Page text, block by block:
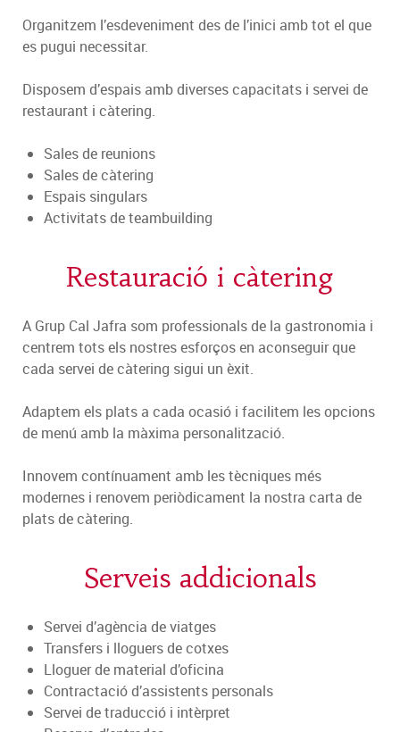
Organitzem l’esdeveniment des de l’inici amb tot el que
es pugui necessitar.
Disposem d’espais amb diverses capacitats i servei de
restaurant i càtering.
Sales de reunions
Sales de càtering
Espais singulars
Activitats de teambuilding
Restauració i càtering
A Grup Cal Jafra som professionals de la gastronomia i
centrem tots els nostres esforços en aconseguir que
cada servei de càtering sigui un èxit.
Adaptem els plats a cada ocasió i facilitem les opcions
de menú amb la màxima personalització.
Innovem contínuament amb les tècniques més
modernes i renovem periòdicament la nostra carta de
plats de càtering.
Serveis addicionals
Servei d’agència de viatges
Transfers i lloguers de cotxes
Lloguer de material d’oficina
Contractació d’assistents personals
Servei de traducció i intèrpret